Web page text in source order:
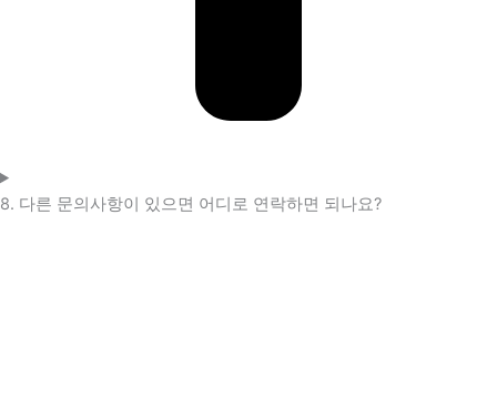
8. 다른 문의사항이 있으면 어디로 연락하면 되나요?